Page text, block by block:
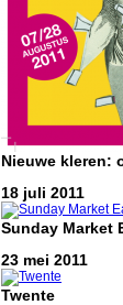
Nieuwe kleren:
18 juli 2011
Sunday Market
23 mei 2011
Twente